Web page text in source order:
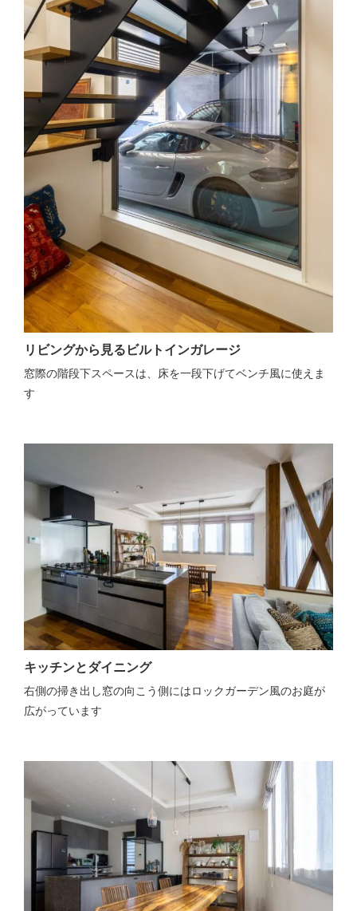
リビングから見るビルトインガレージ
窓際の階段下スペースは、床を一段下げてベンチ風に使えま
す
キッチンとダイニング
右側の掃き出し窓の向こう側にはロックガーデン風のお庭が
広がっています